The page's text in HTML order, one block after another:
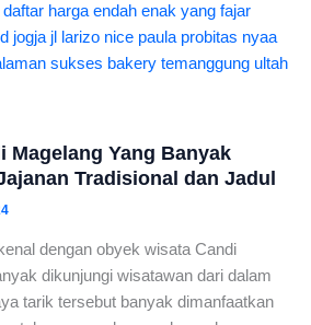
Magelang Yang Banyak
Tradisional dan Jadul
dengan obyek wisata Candi
dikunjungi wisatawan dari dalam
tarik tersebut banyak dimanfaatkan